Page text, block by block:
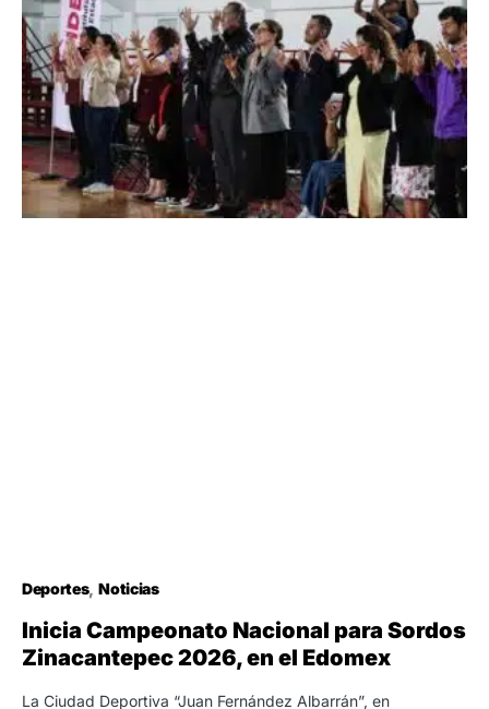
Deportes Noticias
Inicia Campeonato Nacional para Sordos
Zinacantepec 2026, en el Edomex
La Ciudad Deportiva “Juan Fernández Albarrán”, en